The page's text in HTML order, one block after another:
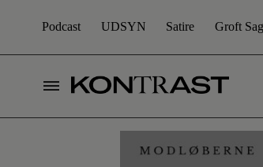
Podcast UDSYN Satire Groft